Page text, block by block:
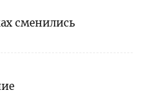
сменились